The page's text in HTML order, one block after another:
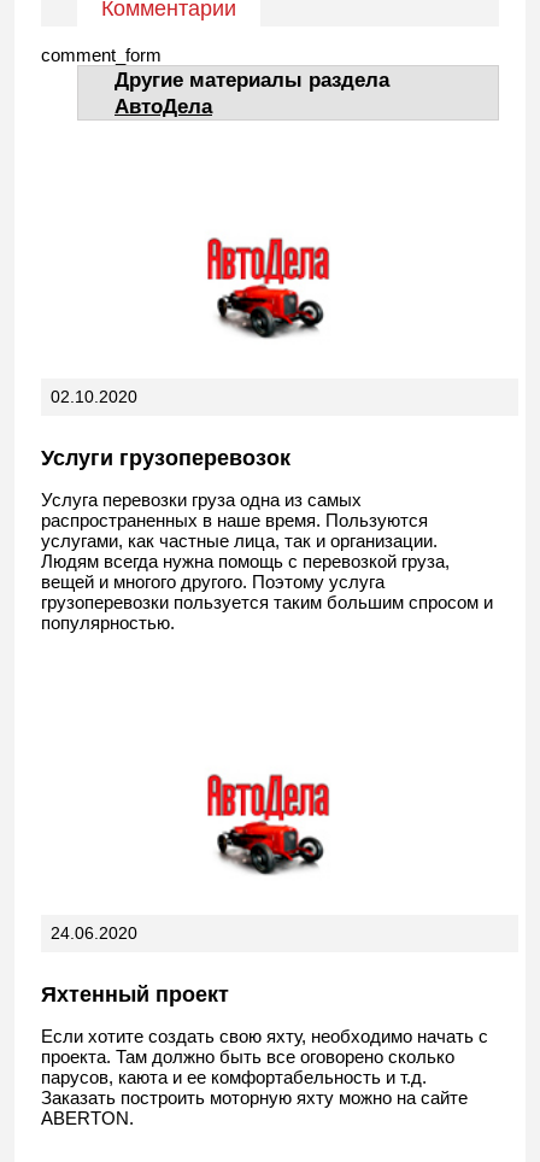
Комментарии
comment_form
Другие материалы раздела
АвтоДела
02.10.2020
Услуги грузоперевозок
Услуга перевозки груза одна из самых
распространенных в наше время. Пользуются
услугами, как частные лица, так и организации.
Людям всегда нужна помощь с перевозкой груза,
вещей и многого другого. Поэтому услуга
грузоперевозки пользуется таким большим спросом и
популярностью.
24.06.2020
Яхтенный проект
Если хотите создать свою яхту, необходимо начать с
проекта. Там должно быть все оговорено сколько
парусов, каюта и ее комфортабельность и т.д.
Заказать построить моторную яхту можно на сайте
ABERTON.